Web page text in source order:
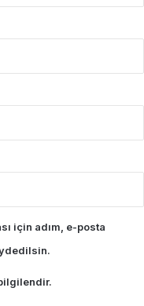
için adım, e-posta